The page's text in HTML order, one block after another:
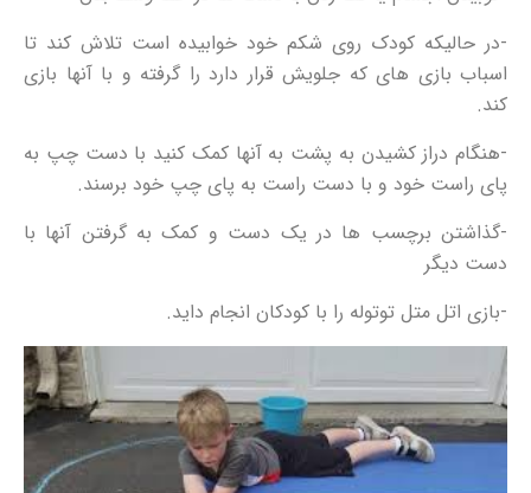
-در حالیکه کودک روی شکم خود خوابیده است تلاش کند تا
اسباب بازی های که جلویش قرار دارد را گرفته و با آنها بازی
کند.
-هنگام دراز کشیدن به پشت به آنها کمک کنید با دست چپ به
پای راست خود و با دست راست به پای چپ خود برسند.
-گذاشتن برچسب ها در یک دست و کمک به گرفتن آنها با
دست دیگر
-بازی اتل متل توتوله را با کودکان انجام داید.